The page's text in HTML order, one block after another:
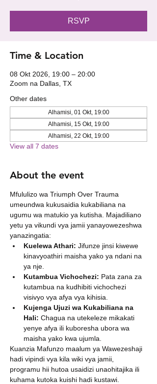
RSVP
Time & Location
08 Okt 2026, 19:00 – 20:00
Zoom na Dallas, TX
Other dates
Alhamisi, 01 Okt, 19:00
Alhamisi, 15 Okt, 19:00
Alhamisi, 22 Okt, 19:00
View all 7 dates
About the event
Mfululizo wa Triumph Over Trauma
umeundwa kukusaidia kukabiliana na
ugumu wa matukio ya kutisha. Majadiliano
yetu ya vikundi vya jamii yanayowezeshwa
yanazingatia:
Kuelewa Athari: Jifunze jinsi kiwewe
kinavyoathiri maisha yako ya ndani na
ya nje.
Kutambua Vichochezi: Pata zana za
kutambua na kudhibiti vichochezi
visivyo vya afya vya kihisia.
Kujenga Ujuzi wa Kukabiliana na
Hali: Chagua na utekeleze mikakati
yenye afya ili kuboresha ubora wa
maisha yako kwa ujumla.
Kuanzia Mafunzo maalum ya Wawezeshaji
hadi vipindi vya kila wiki vya jamii,
programu hii hutoa usaidizi unaohitajika ili
kuhama kutoka kuishi hadi kustawi.